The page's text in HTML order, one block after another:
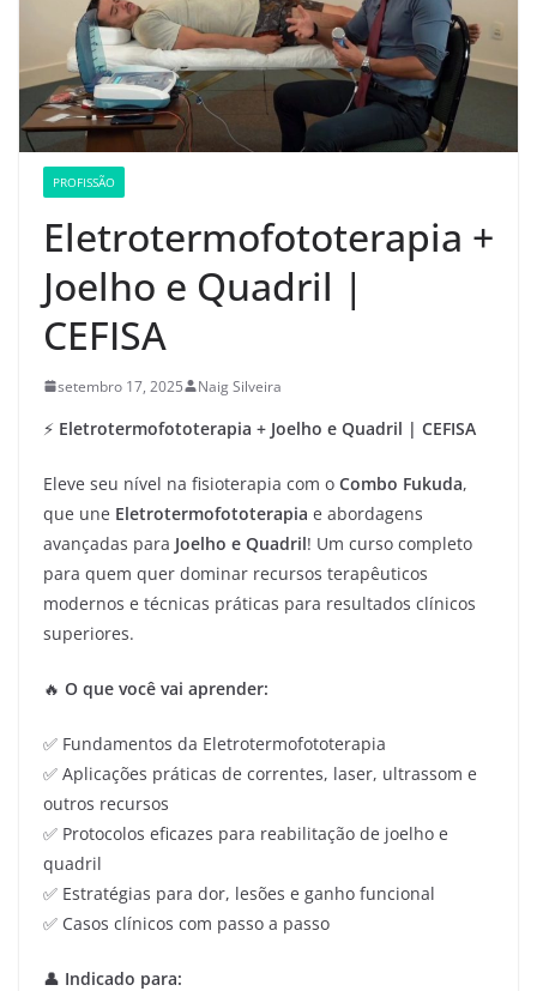
PROFISSÃO
Eletrotermofototerapia +
Joelho e Quadril |
CEFISA
setembro 17, 2025 Naig Silveira
⚡ Eletrotermofototerapia + Joelho e Quadril | CEFISA
Eleve seu nível na fisioterapia com o Combo Fukuda,
que une Eletrotermofototerapia e abordagens
avançadas para Joelho e Quadril! Um curso completo
para quem quer dominar recursos terapêuticos
modernos e técnicas práticas para resultados clínicos
superiores.
🔥 O que você vai aprender:
✅ Fundamentos da Eletrotermofototerapia
✅ Aplicações práticas de correntes, laser, ultrassom e
outros recursos
✅ Protocolos eficazes para reabilitação de joelho e
quadril
✅ Estratégias para dor, lesões e ganho funcional
✅ Casos clínicos com passo a passo
👤 Indicado para: